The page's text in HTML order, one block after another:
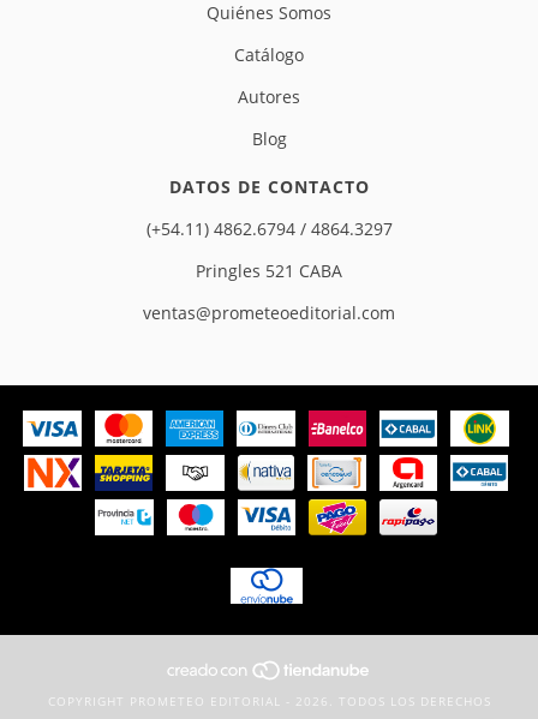
Quiénes Somos
Catálogo
Autores
Blog
DATOS DE CONTACTO
(+54.11) 4862.6794 / 4864.3297
Pringles 521 CABA
ventas@prometeoeditorial.com
COPYRIGHT PROMETEO EDITORIAL - 2026. TODOS LOS DERECHOS